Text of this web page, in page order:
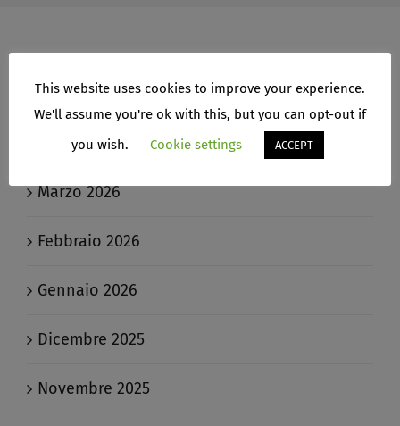
ARCHIVI
Aprile 2026
Marzo 2026
Febbraio 2026
Gennaio 2026
Dicembre 2025
Novembre 2025
This website uses cookies to improve your experience.
We'll assume you're ok with this, but you can opt-out if
you wish.
Cookie settings ACCEPT